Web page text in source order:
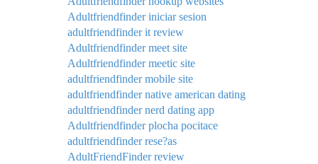
Adultfriendfinder iniciar sesion
adultfriendfinder it review
Adultfriendfinder meet site
Adultfriendfinder meetic site
adultfriendfinder mobile site
adultfriendfinder native american dating
adultfriendfinder nerd dating app
Adultfriendfinder plocha pocitace
adultfriendfinder rese?as
AdultFriendFinder review